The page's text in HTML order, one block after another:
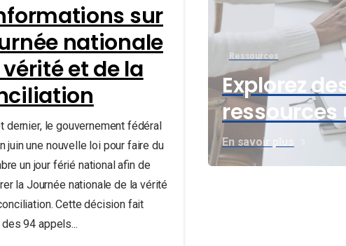
sur
nationale
et de la
dernier, le gouvernement fédéral
juin une nouvelle loi pour faire du
un jour férié national afin de
la Journée nationale de la vérité
Cette décision fait
des 94 appels...
Ressources
Explorez
ressources
En savoir plus